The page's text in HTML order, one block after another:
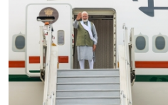
Văn hoá & Du lịch
Tin Văn hoá & Du lịch
Chát với người nổi tiếng
Câu chuyện Thể thao